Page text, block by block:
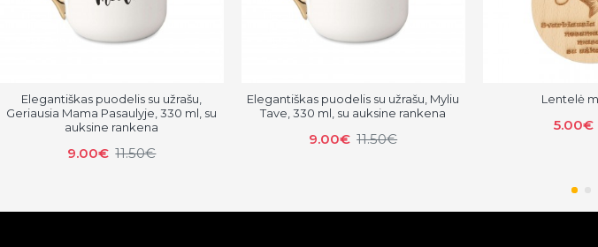
Elegantiškas puodelis su užrašu,
Geriausia Mama Pasaulyje, 330 ml, su
auksine rankena
9.00€ 11.50€
Elegantiškas puodelis su užrašu, Myliu
Tave, 330 ml, su auksine rankena
9.00€ 11.50€
Lentelė
5.00€